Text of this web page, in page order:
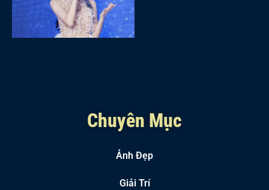
Chuyên Mục
Ảnh Đẹp
Giải Trí